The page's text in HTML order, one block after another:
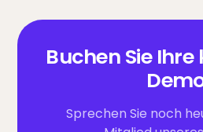
Buchen Sie
Sprechen Sie noch